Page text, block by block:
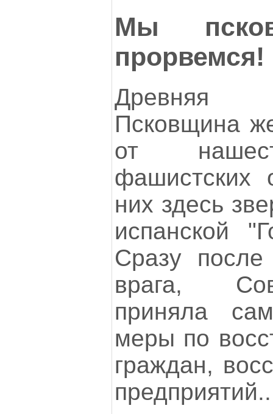
Мы
прорвемся!
Древняя
Псковщина
от
фашистских
них здесь
испанской
Сразу
врага,
приняла
меры по
граждан,